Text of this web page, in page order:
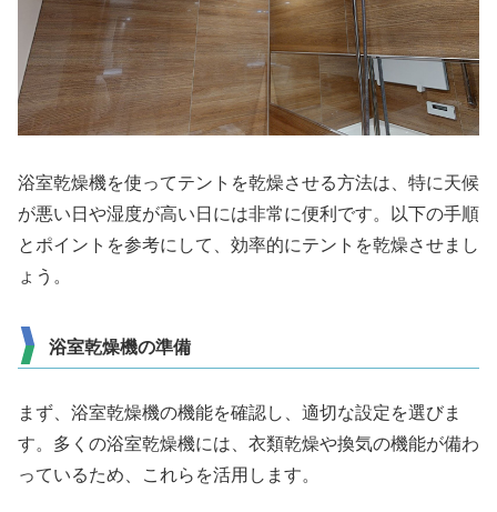
浴室乾燥機を使ってテントを乾燥させる方法は、特に天候
が悪い日や湿度が高い日には非常に便利です。以下の手順
とポイントを参考にして、効率的にテントを乾燥させまし
ょう。
浴室乾燥機の準備
まず、浴室乾燥機の機能を確認し、適切な設定を選びま
す。多くの浴室乾燥機には、衣類乾燥や換気の機能が備わ
っているため、これらを活用します。